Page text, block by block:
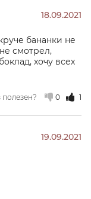
18.09.2021
бананки не
смотрел,
хочу всех
полезен? 0 1
19.09.2021